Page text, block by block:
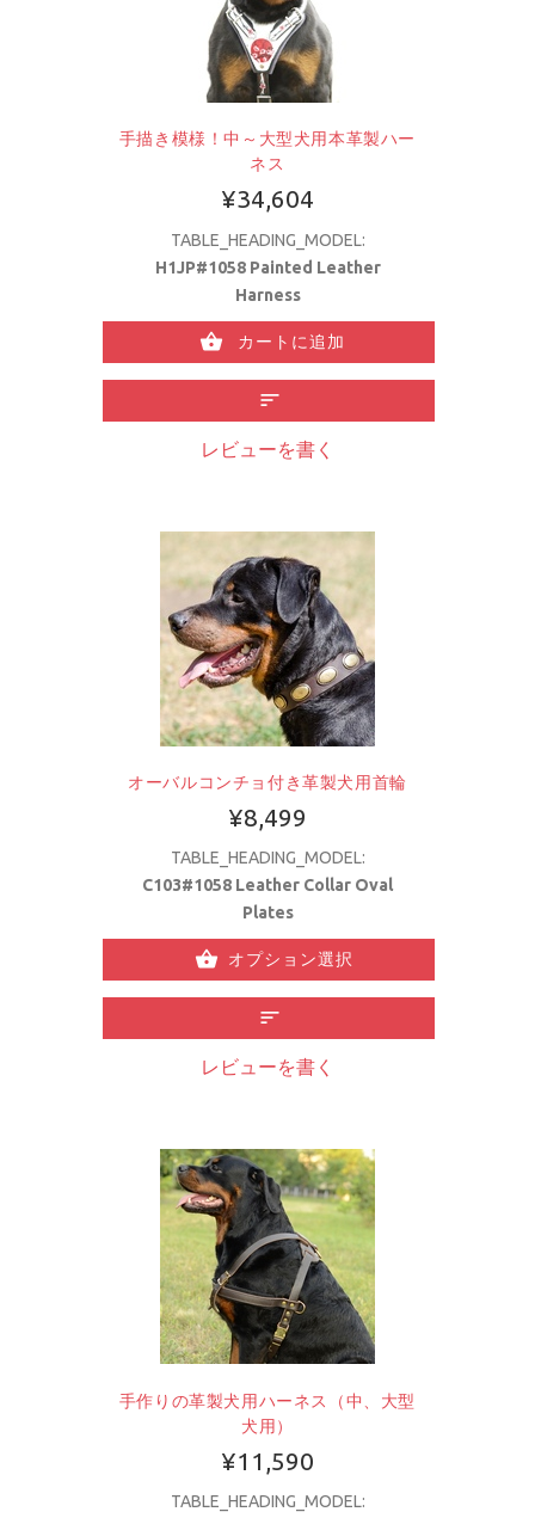
手描き模様！中～大型犬用本革製ハー
ネス
¥34,604
TABLE_HEADING_MODEL:
H1JP#1058 Painted Leather
Harness
カートに追加
レビューを書く
オーバルコンチョ付き革製犬用首輪
¥8,499
TABLE_HEADING_MODEL:
C103#1058 Leather Collar Oval
Plates
オプション選択
レビューを書く
手作りの革製犬用ハーネス（中、大型
犬用）
¥11,590
TABLE_HEADING_MODEL: